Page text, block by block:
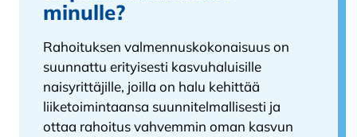
minulle?
Rahoituksen valmennuskokonaisuus on
suunnattu erityisesti kasvuhaluisille
naisyrittäjille, joilla on halu kehittää
liiketoimintaansa suunnitelmallisesti ja
ottaa rahoitus vahvemmin oman kasvun